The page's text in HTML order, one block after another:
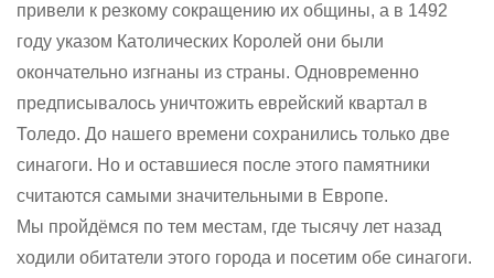
привели к резкому сокращению их общины, а в 1492
году указом Католических Королей они были
окончательно изгнаны из страны. Одновременно
предписывалось уничтожить еврейский квартал в
Толедо. До нашего времени сохранились только две
синагоги. Но и оставшиеся после этого памятники
считаются самыми значительными в Европе.
Мы пройдёмся по тем местам, где тысячу лет назад
ходили обитатели этого города и посетим обе синагоги.